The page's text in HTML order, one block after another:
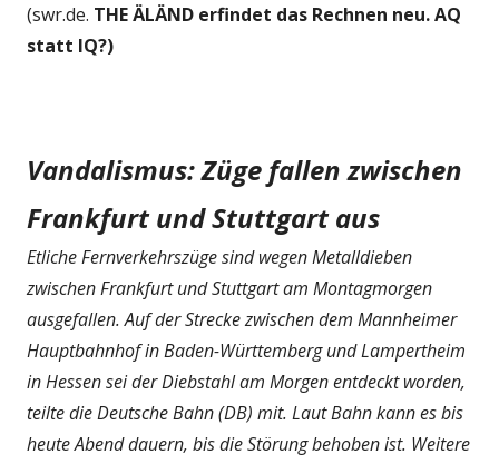
(swr.de. THE ÄLÄND erfindet das Rechnen neu. AQ
statt IQ?)
Vandalismus: Züge fallen zwischen
Frankfurt und Stuttgart aus
Etliche Fernverkehrszüge sind wegen Metalldieben
zwischen Frankfurt und Stuttgart am Montagmorgen
ausgefallen. Auf der Strecke zwischen dem Mannheimer
Hauptbahnhof in Baden-Württemberg und Lampertheim
in Hessen sei der Diebstahl am Morgen entdeckt worden,
teilte die Deutsche Bahn (DB) mit. Laut Bahn kann es bis
heute Abend dauern, bis die Störung behoben ist. Weitere